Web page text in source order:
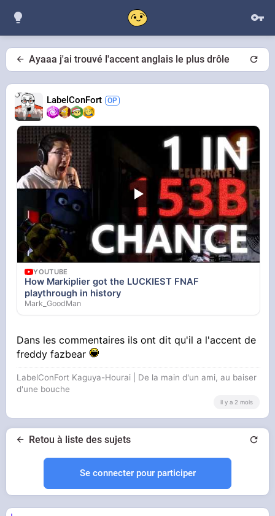
Ayaaa j'ai trouvé l'accent anglais le plus drôle
LabelConFort
YOUTUBE
How Markiplier got the LUCKIEST FNAF
playthrough in history
Mark_GoodMan
Dans les commentaires ils ont dit qu'il a l'accent de
freddy fazbear
LabelConFort Kaguya-Hourai | De la main d'un ami, au baiser
d'une bouche
il y a 2 mois
Retou à liste des sujets
Se connecter pour participer